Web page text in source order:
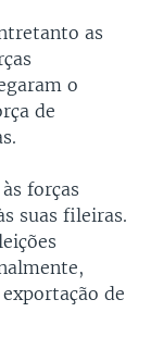
as
o
de
forças
suas fileiras.
de